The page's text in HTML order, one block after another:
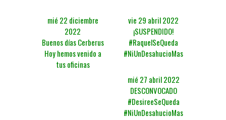
mié 22 diciembre
2022
Buenos días Cerberus
Hoy hemos venido a
tus oficinas
vie 29 abril 2022
¡SUSPENDIDO!
#RaquelSeQueda
#NiUnDesahucioMas
mié 27 abril 2022
DESCONVOCADO
#DesireeSeQueda
#NiUnDesahucioMas